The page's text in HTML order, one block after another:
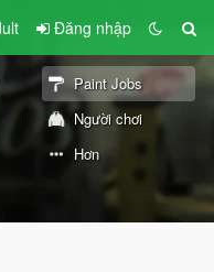
Đăng nhập
Paint Jobs
Người chơi
Hơn